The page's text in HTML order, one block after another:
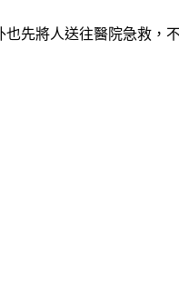
先將人送往醫院急救，